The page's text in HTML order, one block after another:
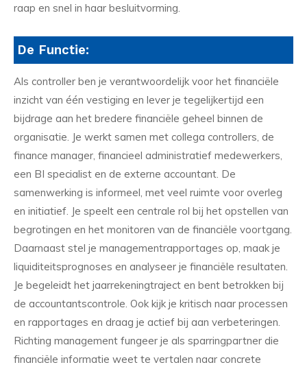
raap en snel in haar besluitvorming.
De Functie:
Als controller ben je verantwoordelijk voor het financiële
inzicht van één vestiging en lever je tegelijkertijd een
bijdrage aan het bredere financiële geheel binnen de
organisatie. Je werkt samen met collega controllers, de
finance manager, financieel administratief medewerkers,
een BI specialist en de externe accountant. De
samenwerking is informeel, met veel ruimte voor overleg
en initiatief. Je speelt een centrale rol bij het opstellen van
begrotingen en het monitoren van de financiële voortgang.
Daarnaast stel je managementrapportages op, maak je
liquiditeitsprognoses en analyseer je financiële resultaten.
Je begeleidt het jaarrekeningtraject en bent betrokken bij
de accountantscontrole. Ook kijk je kritisch naar processen
en rapportages en draag je actief bij aan verbeteringen.
Richting management fungeer je als sparringpartner die
financiële informatie weet te vertalen naar concrete